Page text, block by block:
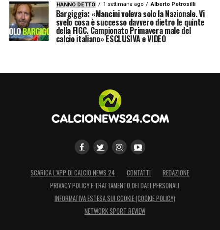
HANNO DETTO 1 settimana ago Alberto Petrosilli
Bargiggia: «Mancini voleva solo la Nazionale. Vi
svelo cosa è successo davvero dietro le quinte
della FIGC. Campionato Primavera male del
calcio italiano» ESCLUSIVA e VIDEO
SCARICA L’APP DI CALCIO NEWS 24 CONTATTI
REDAZIONE
PRIVACY POLICY E TRATTAMENTO DEI DATI PERSONALI
INFORMATIVA ESTESA SUI COOKIE (COOKIE POLICY)
NETWORK SPORT REVIEW